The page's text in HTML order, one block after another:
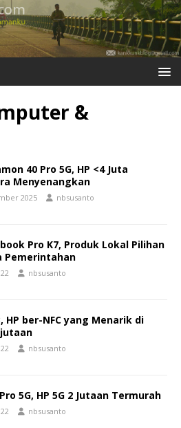
&
40 Pro 5G, HP <4 Juta
Menyenangkan
2025 nbsusanto
Pro K7, Produk Lokal Pilihan
Pemerintahan
nbsusanto
HP ber-NFC yang Menarik di
nbsusanto
5G, HP 5G 2 Jutaan Termurah
nbsusanto